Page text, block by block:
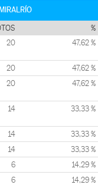
%
20 47,62 %
20 47,62 %
20 47,62 %
14 33,33 %
14 33,33 %
14 33,33 %
6 14,29 %
6 14,29 %